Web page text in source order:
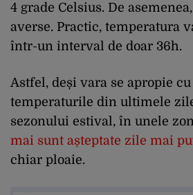
4 grade Celsius. De
averse. Practic, temperatura
într-un interval de doar 36h.
Astfel, deși vara se apropie
temperaturile din ultimele
sezonului estival, în unele
mai sunt așteptate zile mai
chiar ploaie.